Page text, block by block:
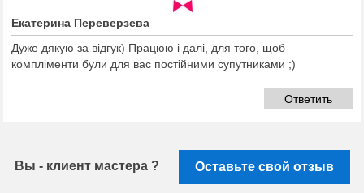
Екатерина Переверзева
Дуже дякую за відгук) Працюю і далі, для того, щоб
компліменти були для вас постійними супутниками ;)
Ответить
Вы - клиент мастера ? Оставьте свой отзыв